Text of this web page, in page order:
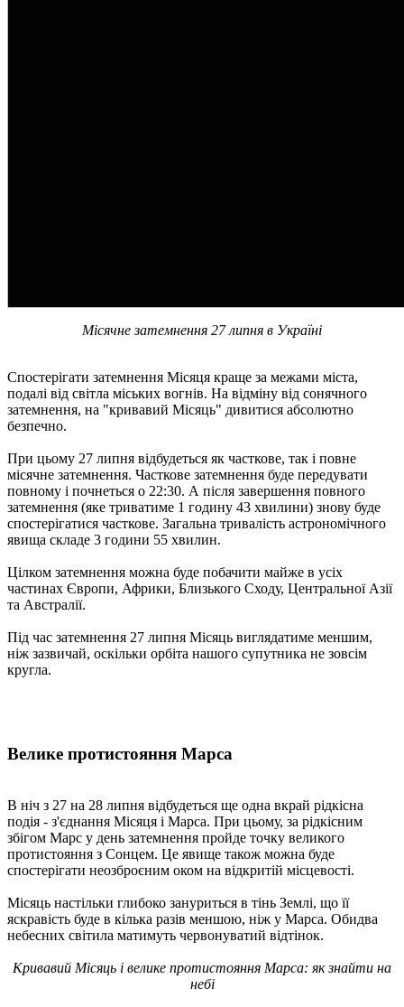
Місячне затемнення 27 липня в Україні
Спостерігати затемнення Місяця краще за межами міста,
подалі від світла міських вогнів. На відміну від сонячного
затемнення, на "кривавий Місяць" дивитися абсолютно
безпечно.
При цьому 27 липня відбудеться як часткове, так і повне
місячне затемнення. Часткове затемнення буде передувати
повному і почнеться о 22:30. А після завершення повного
затемнення (яке триватиме 1 годину 43 хвилини) знову буде
спостерігатися часткове. Загальна тривалість астрономічного
явища складе 3 години 55 хвилин.
Цілком затемнення можна буде побачити майже в усіх
частинах Європи, Африки, Близького Сходу, Центральної Азії
та Австралії.
Під час затемнення 27 липня Місяць виглядатиме меншим,
ніж зазвичай, оскільки орбіта нашого супутника не зовсім
кругла.
Велике протистояння Марса
В ніч з 27 на 28 липня відбудеться ще одна вкрай рідкісна
подія - з'єднання Місяця і Марса. При цьому, за рідкісним
збігом Марс у день затемнення пройде точку великого
протистояння з Сонцем. Це явище також можна буде
спостерігати неозброєним оком на відкритій місцевості.
Місяць настільки глибоко зануриться в тінь Землі, що її
яскравість буде в кілька разів меншою, ніж у Марса. Обидва
небесних світила матимуть червонуватий відтінок.
Кривавий Місяць і велике протистояння Марса: як знайти на
небі